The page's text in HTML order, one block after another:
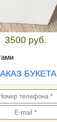
3500 руб.
БУКЕТА